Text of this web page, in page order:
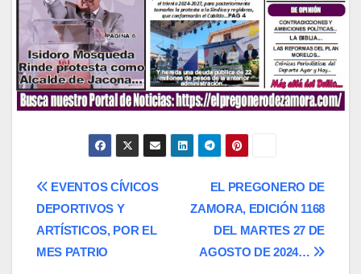
Navegación
de
entradas
EL PREGONERO DE
ZAMORA, EDICIÓN 1168
DEL MARTES 27 DE
AGOSTO DE 2024…
EVENTOS CÍVICOS
DEPORTIVOS Y
ARTÍSTICOS, POR EL
MES PATRIO